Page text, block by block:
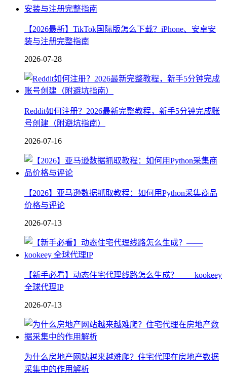
【2026最新】TikTok国际版怎么下载？iPhone、安卓安
装与注册完整指南
2026-07-28
Reddit如何注册？2026最新完整教程，新手5分钟完成账
号创建（附避坑指南）
2026-07-16
【2026】亚马逊数据抓取教程：如何用Python采集商品
价格与评论
2026-07-13
【新手必看】动态住宅代理线路怎么生成？——kookeey
全球代理IP
2026-07-13
为什么房地产网站越来越难爬？住宅代理在房地产数据
采集中的作用解析